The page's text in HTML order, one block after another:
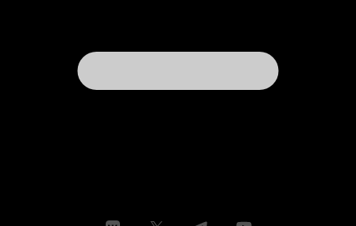
Воспитательная часть такого подхода
совершенно понятна. Только его логика
рушится на недалеко спрятанном парадоксе
этического несоответствия цели и действия: